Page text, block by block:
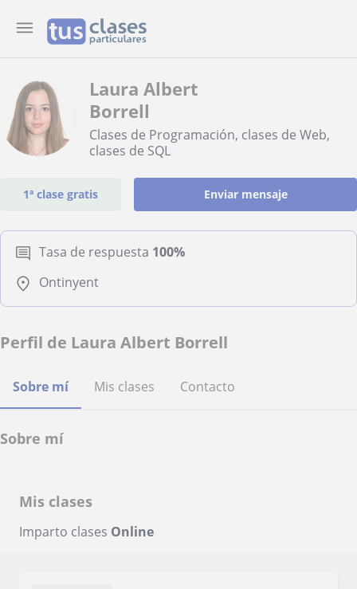
Laura Albert
Borrell
Clases de Programación, clases de Web,
clases de SQL
1ª clase gratis Enviar mensaje
Tasa de respuesta 100%
Ontinyent
Perfil de Laura Albert Borrell
Sobre mí Mis clases Contacto
Sobre mí
Mis clases
Imparto clases Online